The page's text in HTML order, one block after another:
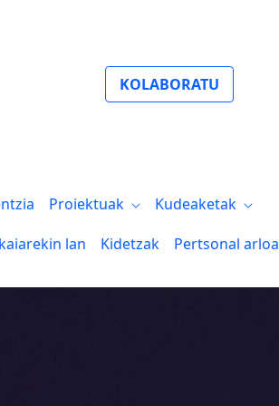
KOLABORATU
Proiektuak
Kudeaketak
lan Kidetzak Pertsonal arloa